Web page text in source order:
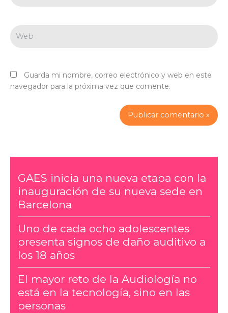
Guarda mi nombre, correo electrónico y web en este
navegador para la próxima vez que comente.
GAES inicia una nueva etapa con la
inauguración de su nueva sede en
Barcelona
Uno de cada ocho adolescentes
presenta signos de daño auditivo a
los 18 años
El mayor reto de la Audiología no
está en la tecnología, sino en las
personas